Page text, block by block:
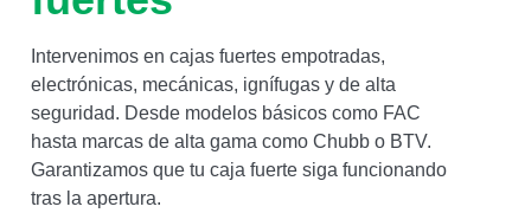
Intervenimos en cajas fuertes empotradas,
electrónicas, mecánicas, ignífugas y de alta
seguridad. Desde modelos básicos como FAC
hasta marcas de alta gama como Chubb o BTV.
Garantizamos que tu caja fuerte siga funcionando
tras la apertura.